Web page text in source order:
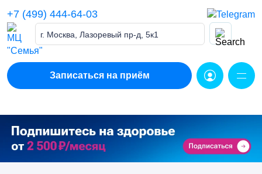
content
+7 (499) 444-64-03
г. Москва, Лазоревый пр-д, 5к1
Записаться на приём